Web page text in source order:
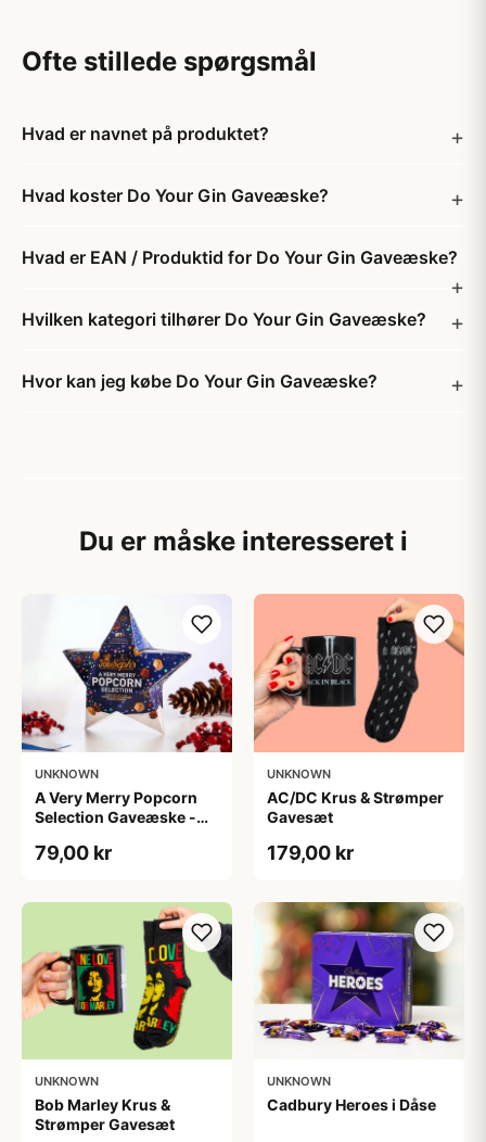
Ofte stillede spørgsmål
Hvad er navnet på produktet?
Hvad koster Do Your Gin Gaveæske?
Hvad er EAN / Produktid for Do Your Gin Gaveæske?
Hvilken kategori tilhører Do Your Gin Gaveæske?
Hvor kan jeg købe Do Your Gin Gaveæske?
Du er måske interesseret i
UNKNOWN
A Very Merry Popcorn
Selection Gaveæske -
79,00 kr
UNKNOWN
AC/DC Krus & Strømper
Gavesæt
179,00 kr
UNKNOWN
Bob Marley Krus &
Strømper Gavesæt
UNKNOWN
Cadbury Heroes i Dåse